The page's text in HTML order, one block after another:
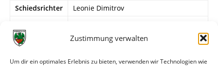
Zustimmung verwalten
Um dir ein optimales Erlebnis zu bieten, verwenden wir Technologien wie
Schiedsrichter
Leonie Dimitrov
Wormatia Worms